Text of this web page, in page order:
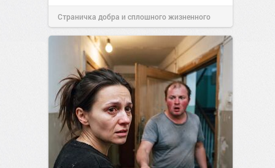
Страничка добра и сплошного жизненного
позитива!00:2907 авг 2026